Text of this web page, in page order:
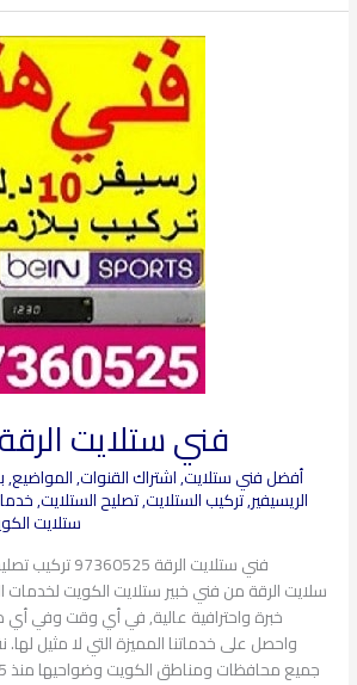
فني ستلايت الرقة 97360525
أفضل فني ستلايت,اشتراك القنوات,المواضيع,
الريسيفير,تركيب الستلايت,تصليح الستلايت,
ستلايت
فني ستلايت الرقة
خبرة واحترافية عالية, في أي وقت وفي أي
واحصل على خدماتنا المميزة التي لا مثيل